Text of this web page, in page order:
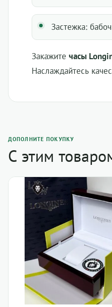
Застежка:
Закажите часы
Наслаждайтесь
ДОПОЛНИТЕ ПОКУПКУ
С этим